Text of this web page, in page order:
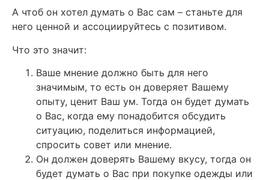
А чтоб он хотел думать о Вас сам – станьте для
него ценной и ассоциируйтесь с позитивом.
Что это значит:
Ваше мнение должно быть для него
значимым, то есть он доверяет Вашему
опыту, ценит Ваш ум. Тогда он будет думать
о Вас, когда ему понадобится обсудить
ситуацию, поделиться информацией,
спросить совет или мнение.
Он должен доверять Вашему вкусу, тогда он
будет думать о Вас при покупке одежды или